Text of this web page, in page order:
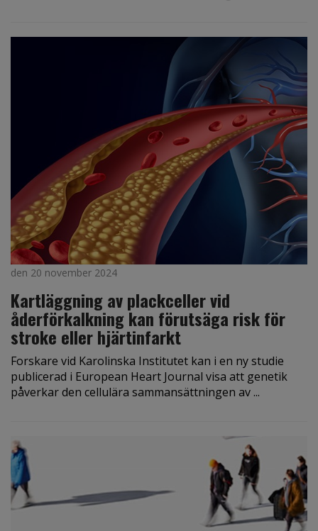
den 20 november 2024
Kartläggning av plackceller vid
åderförkalkning kan förutsäga risk för
stroke eller hjärtinfarkt
Forskare vid Karolinska Institutet kan i en ny studie
publicerad i European Heart Journal visa att genetik
påverkar den cellulära sammansättningen av ...